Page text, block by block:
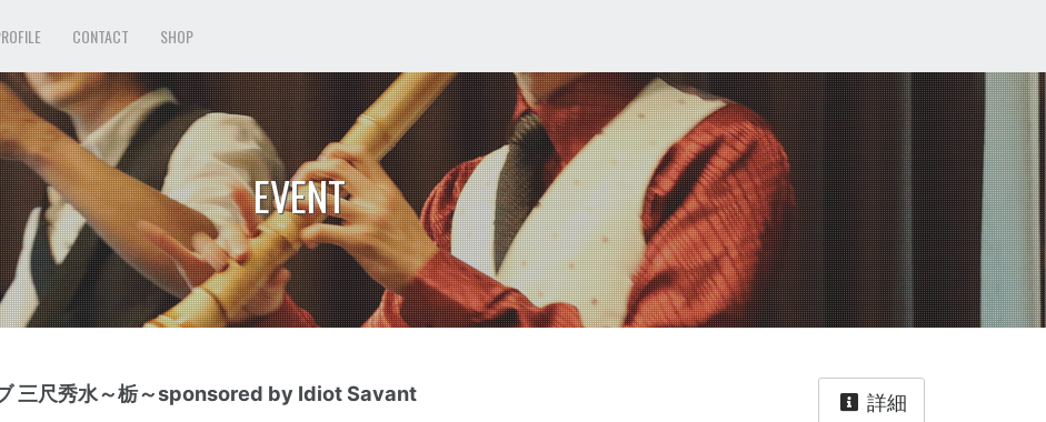
CONTACT SHOP
EVENT
ブ 三尺秀水～栃～sponsored by Idiot Savant 詳細